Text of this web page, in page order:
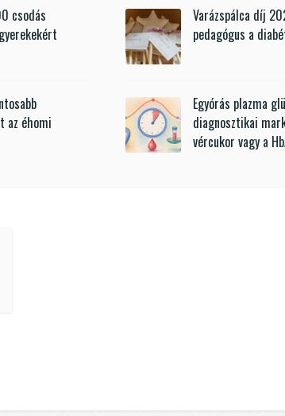
csodás
az éhomi
Varázspálca díj
pedagógus a
Egyórás plazma
diagnosztikai
vércukor vagy a